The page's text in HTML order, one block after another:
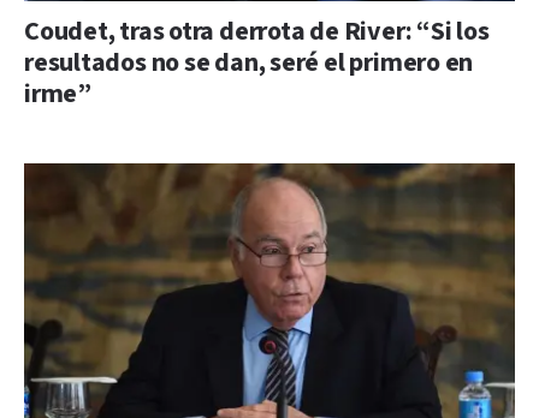
Coudet, tras otra derrota de River: “Si los
resultados no se dan, seré el primero en
irme”